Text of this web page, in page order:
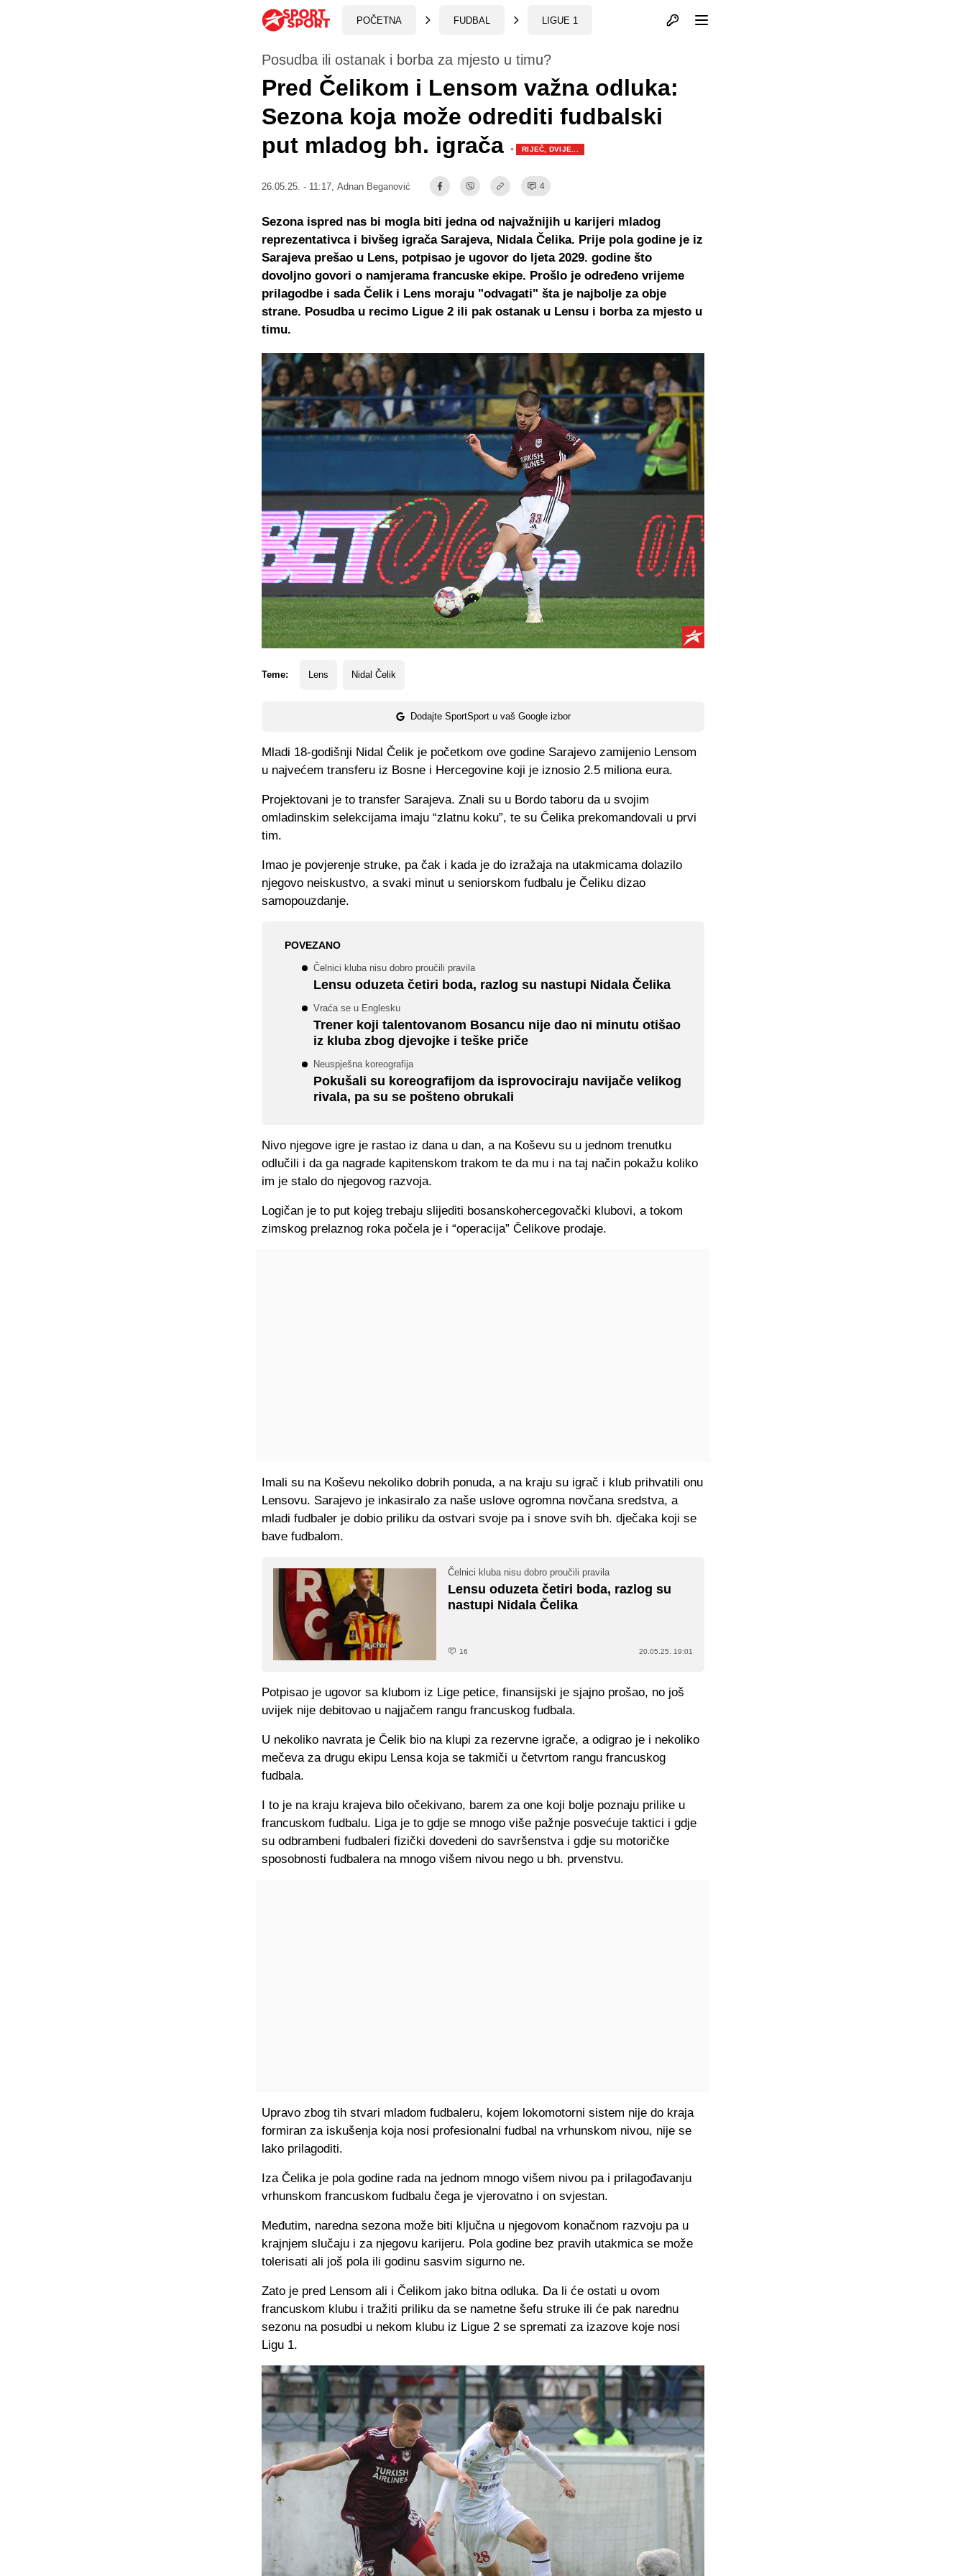
POČETNA FUDBAL LIGUE 1 Otvori profil
Posudba ili ostanak i borba za mjesto u timu?
Pred Čelikom i Lensom važna odluka:
Sezona koja može odrediti fudbalski
put mladog bh. igrača · RIJEČ, DVIJE...
26.05.25. - 11:17, Adnan Beganović 4
Teme: Lens Nidal Čelik
Dodajte SportSport u vaš Google izbor
Sezona ispred nas bi mogla biti jedna od najvažnijih u karijeri mladog
reprezentativca i bivšeg igrača Sarajeva, Nidala Čelika. Prije pola godine je iz
Sarajeva prešao u Lens, potpisao je ugovor do ljeta 2029. godine što
dovoljno govori o namjerama francuske ekipe. Prošlo je određeno vrijeme
prilagodbe i sada Čelik i Lens moraju "odvagati" šta je najbolje za obje
strane. Posudba u recimo Ligue 2 ili pak ostanak u Lensu i borba za mjesto u
timu.
Mladi 18-godišnji Nidal Čelik je početkom ove godine Sarajevo zamijenio Lensom
u najvećem transferu iz Bosne i Hercegovine koji je iznosio 2.5 miliona eura.
Projektovani je to transfer Sarajeva. Znali su u Bordo taboru da u svojim
omladinskim selekcijama imaju “zlatnu koku”, te su Čelika prekomandovali u prvi
tim.
Imao je povjerenje struke, pa čak i kada je do izražaja na utakmicama dolazilo
njegovo neiskustvo, a svaki minut u seniorskom fudbalu je Čeliku dizao
samopouzdanje.
POVEZANO
Čelnici kluba nisu dobro proučili pravila
Lensu oduzeta četiri boda, razlog su nastupi Nidala Čelika
Vraća se u Englesku
Trener koji talentovanom Bosancu nije dao ni minutu otišao
iz kluba zbog djevojke i teške priče
Neuspješna koreografija
Pokušali su koreografijom da isprovociraju navijače velikog
rivala, pa su se pošteno obrukali
Nivo njegove igre je rastao iz dana u dan, a na Koševu su u jednom trenutku
odlučili i da ga nagrade kapitenskom trakom te da mu i na taj način pokažu koliko
im je stalo do njegovog razvoja.
Logičan je to put kojeg trebaju slijediti bosanskohercegovački klubovi, a tokom
zimskog prelaznog roka počela je i “operacija” Čelikove prodaje.
Imali su na Koševu nekoliko dobrih ponuda, a na kraju su igrač i klub prihvatili onu
Lensovu. Sarajevo je inkasiralo za naše uslove ogromna novčana sredstva, a
mladi fudbaler je dobio priliku da ostvari svoje pa i snove svih bh. dječaka koji se
bave fudbalom.
Čelnici kluba nisu dobro proučili pravila
Lensu oduzeta četiri boda, razlog su
nastupi Nidala Čelika
16 20.05.25. 19:01
Potpisao je ugovor sa klubom iz Lige petice, finansijski je sjajno prošao, no još
uvijek nije debitovao u najjačem rangu francuskog fudbala.
U nekoliko navrata je Čelik bio na klupi za rezervne igrače, a odigrao je i nekoliko
mečeva za drugu ekipu Lensa koja se takmiči u četvrtom rangu francuskog
fudbala.
I to je na kraju krajeva bilo očekivano, barem za one koji bolje poznaju prilike u
francuskom fudbalu. Liga je to gdje se mnogo više pažnje posvećuje taktici i gdje
su odbrambeni fudbaleri fizički dovedeni do savršenstva i gdje su motoričke
sposobnosti fudbalera na mnogo višem nivou nego u bh. prvenstvu.
Upravo zbog tih stvari mladom fudbaleru, kojem lokomotorni sistem nije do kraja
formiran za iskušenja koja nosi profesionalni fudbal na vrhunskom nivou, nije se
lako prilagoditi.
Iza Čelika je pola godine rada na jednom mnogo višem nivou pa i prilagođavanju
vrhunskom francuskom fudbalu čega je vjerovatno i on svjestan.
Međutim, naredna sezona može biti ključna u njegovom konačnom razvoju pa u
krajnjem slučaju i za njegovu karijeru. Pola godine bez pravih utakmica se može
tolerisati ali još pola ili godinu sasvim sigurno ne.
Zato je pred Lensom ali i Čelikom jako bitna odluka. Da li će ostati u ovom
francuskom klubu i tražiti priliku da se nametne šefu struke ili će pak narednu
sezonu na posudbi u nekom klubu iz Ligue 2 se spremati za izazove koje nosi
Ligu 1.